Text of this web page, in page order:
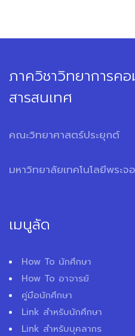
ภาควิชาวิทยาการค
สารสนเทศ
คณะวิทยาศาสตร์ประยุกต์
มหาวิทยาลัยเทคโนโลยีพระจ
เมนูลัด
How To นักศึกษา
How To อาจารย์
คู่มือนักศึกษา
Link สำหรับนักศึกษา
Link สำหรับบุคลากร